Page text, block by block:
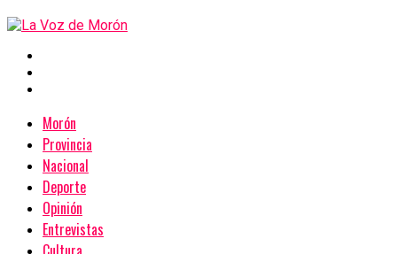
Morón
Provincia
Nacional
Deporte
Opinión
Entrevistas